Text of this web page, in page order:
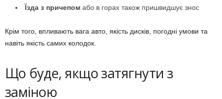
Їзда з причепом або в горах також пришвидшує знос
Крім того, впливають вага авто, якість дисків, погодні умови та
навіть якість самих колодок.
Що буде, якщо затягнути з
заміною